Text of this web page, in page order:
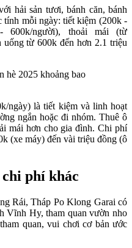
hải sản tươi, bánh căn, bánh
mỗi ngày: tiết kiệm (200k -
600k/người), thoải mái (từ
từ 600k đến hơn 2.1 triệu
ngày) là tiết kiệm và linh hoạt
ngắn hoặc đi nhóm. Thuê ô
mái hơn cho gia đình. Chi phí
(xe máy) đến vài triệu đồng (ô
phí khác
Rái, Tháp Po Klong Garai có
Vĩnh Hy, tham quan vườn nho
quan, vui chơi cơ bản ước